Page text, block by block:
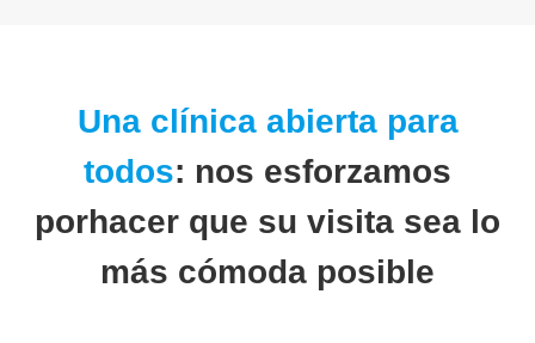
Una clínica abierta para
todos: nos esforzamos
porhacer que su visita sea lo
más cómoda posible